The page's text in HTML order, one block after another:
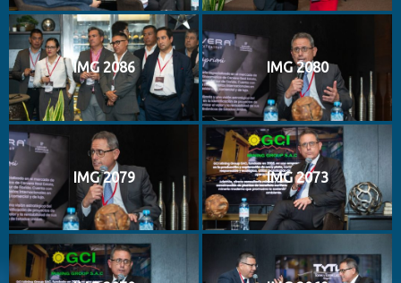
IMG 2086 IMG 2080
IMG 2079 IMG 2073